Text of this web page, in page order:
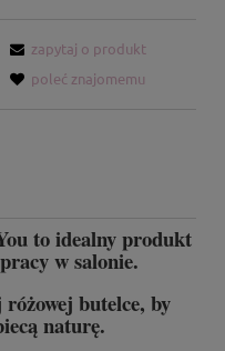
zapytaj o produkt
poleć znajomemu
to idealny produkt
w salonie.
butelce, by
naturę.